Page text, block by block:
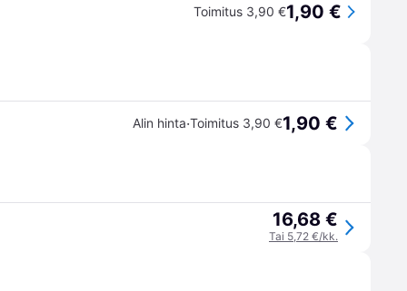
Toimitus 3,90 €1,90 €
Alin hinta·Toimitus 3,90 €1,90 €
16,68 €
Tai 5,72 €/kk.